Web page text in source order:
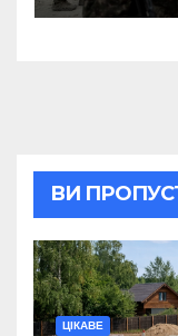
ВИ
ЦІКАВЕ